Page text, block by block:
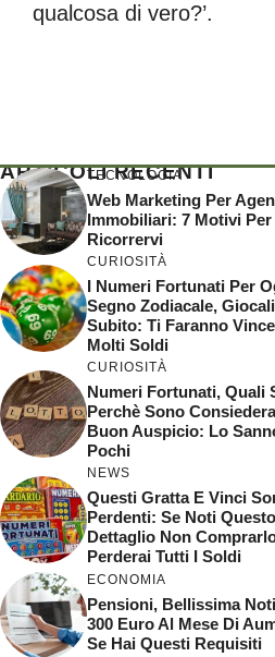
qualcosa di vero?’.
ARTICOLI RECENTI
TECNOLOGIA
Web Marketing Per
Immobiliari: 7 Motivi Per
Ricorrervi
CURIOSITÀ
I Numeri Fortunati Per
Segno Zodiacale, Giocali
Subito: Ti Faranno
Molti Soldi
CURIOSITÀ
Numeri Fortunati, Quali
Perchè Sono
Buon Auspicio: Lo
Pochi
NEWS
Questi Gratta E Vinci
Perdenti: Se Noti Questo
Dettaglio Non
Perderai Tutti I Soldi
ECONOMIA
Pensioni, Bellissima
300 Euro Al Mese Di
Se Hai Questi Requisiti